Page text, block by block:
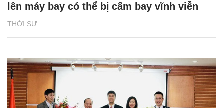
THỜI SỰ
lên máy bay có thể bị cấm bay vĩnh viễn